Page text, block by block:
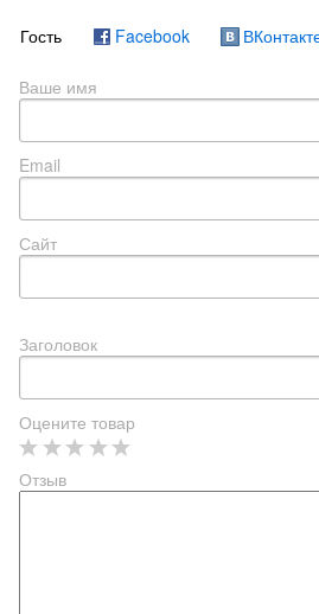
Гость Facebook
Ваше имя
Email
Сайт
Заголовок
Оцените товар
Отзыв